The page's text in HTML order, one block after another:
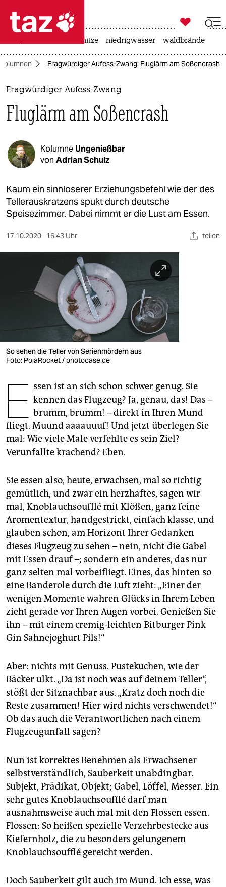
 taz zahl ich
taz zahl ich
themen
politik
öko
gesellschaft
kultur
sport
nord
wahrheit
verlag
shop
unterstützen
abo
genossenschaft
epaper login

taz zahl ich
hitze niedrigwasser waldbrände
Kolumnen Fragwürdiger Aufess-Zwang: Fluglärm am Soßencrash
Fragwürdiger Aufess-Zwang
Fluglärm am Soßencrash
Kolumne Ungenießbar
von Adrian Schulz
Kaum ein sinnloserer Erziehungsbefehl wie der des
Tellerauskratzens spukt durch deutsche
Speisezimmer. Dabei nimmt er die Lust am Essen.
17.10.2020 16:43 Uhr teilen
So sehen die Teller von Serienmördern aus
Foto: PolaRocket / photocase.de
E ssen ist an sich schon schwer genug. Sie
kennen das Flugzeug? Ja, genau, das! Das –
brumm, brumm! – direkt in Ihren Mund
fliegt. Muund aaaauuuf! Und jetzt überlegen Sie
mal: Wie viele Male verfehlte es sein Ziel?
Verunfallte krachend? Eben.
Sie essen also, heute, erwachsen, mal so richtig
gemütlich, und zwar ein herzhaftes, sagen wir
mal, Knoblauchsoufflé mit Klößen, ganz feine
Aromentextur, handgestrickt, einfach klasse, und
glauben schon, am Horizont Ihrer Gedanken
dieses Flugzeug zu sehen – nein, nicht die Gabel
mit Essen drauf –; sondern ein anderes, das nur
ganz selten mal vorbeifliegt. Eines, das hinten so
eine Banderole durch die Luft zieht: „Einer der
wenigen Momente wahren Glücks in Ihrem Leben
zieht gerade vor Ihren Augen vorbei. Genießen Sie
ihn – mit einem cremig-leichten Bitburger Pink
Gin Sahnejoghurt Pils!“
Aber: nichts mit Genuss. Pustekuchen, wie der
Bäcker ulkt. „Da ist noch was auf deinem Teller“,
stößt der Sitznachbar aus. „Kratz doch noch die
Reste zusammen! Hier wird nichts verschwendet!“
Ob das auch die Verantwortlichen nach einem
Flugzeugunfall sagen?
Nun ist korrektes Benehmen als Erwachsener
selbstverständlich, Sauberkeit unabdingbar.
Subjekt, Prädikat, Objekt; Gabel, Löffel, Messer. Ein
sehr gutes Knoblauchsoufflé darf man
ausnahmsweise auch mal mit den Flossen essen.
Flossen: So heißen spezielle Verzehrbestecke aus
Kiefernholz, die zu besonders gelungenem
Knoblauchsoufflé gereicht werden.
Doch Sauberkeit gilt auch im Mund. Ich esse, was